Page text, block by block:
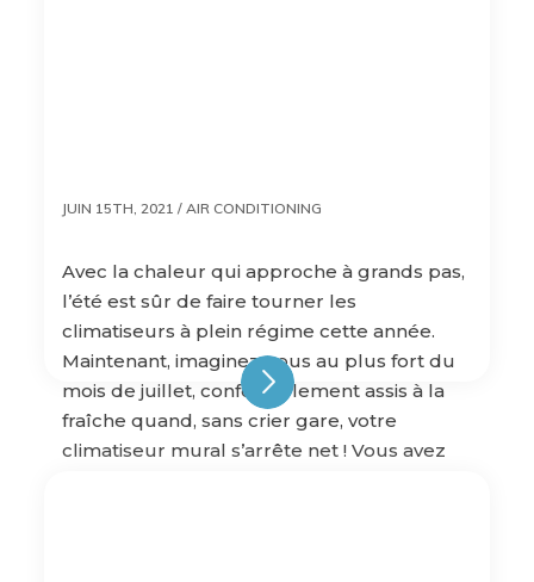
JUIN 15TH, 2021 /AIR CONDITIONING
Avec la chaleur qui approche à grands pas,
l’été est sûr de faire tourner les
climatiseurs à plein régime cette année.
Maintenant, imaginez-vous au plus fort du
mois de juillet, confortablement assis à la
fraîche quand, sans crier gare, votre
climatiseur mural s’arrête net ! Vous avez